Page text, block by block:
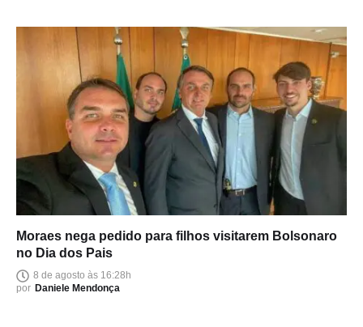
Moraes nega pedido para filhos visitarem Bolsonaro
no Dia dos Pais
8 de agosto às 16:28h
por Daniele Mendonça